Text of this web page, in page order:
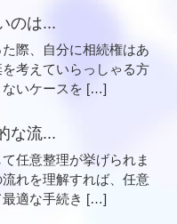
のは...
際、自分に相続権はあ
考えていらっしゃる方
ないケースを […]
な流...
任意整理が挙げられま
れを理解すれば、任意
最適な手続き […]